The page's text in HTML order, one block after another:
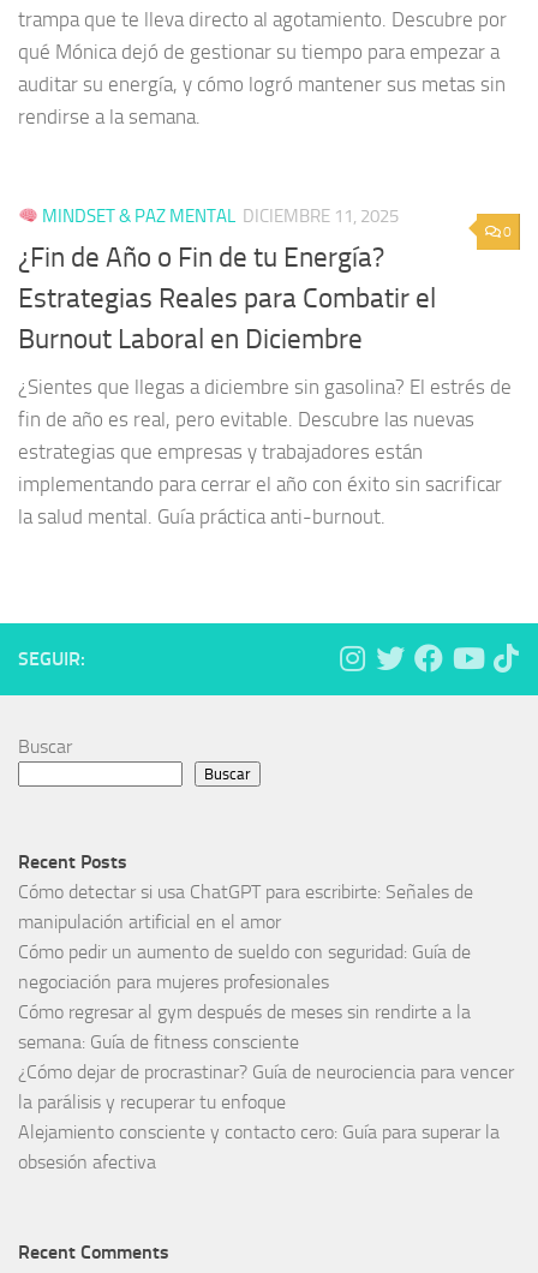
trampa que te lleva directo al agotamiento. Descubre por
qué Mónica dejó de gestionar su tiempo para empezar a
auditar su energía, y cómo logró mantener sus metas sin
rendirse a la semana.
0
MINDSET & PAZ MENTAL DICIEMBRE 11, 2025
¿Fin de Año o Fin de tu Energía?
Estrategias Reales para Combatir el
Burnout Laboral en Diciembre
¿Sientes que llegas a diciembre sin gasolina? El estrés de
fin de año es real, pero evitable. Descubre las nuevas
estrategias que empresas y trabajadores están
implementando para cerrar el año con éxito sin sacrificar
la salud mental. Guía práctica anti-burnout.
SEGUIR:
Buscar
Buscar
Recent Posts
Cómo detectar si usa ChatGPT para escribirte: Señales de
manipulación artificial en el amor
Cómo pedir un aumento de sueldo con seguridad: Guía de
negociación para mujeres profesionales
Cómo regresar al gym después de meses sin rendirte a la
semana: Guía de fitness consciente
¿Cómo dejar de procrastinar? Guía de neurociencia para vencer
la parálisis y recuperar tu enfoque
Alejamiento consciente y contacto cero: Guía para superar la
obsesión afectiva
Recent Comments